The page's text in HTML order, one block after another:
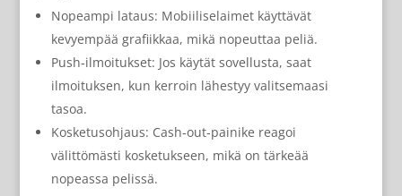
Nopeampi lataus: Mobiiliselaimet käyttävät
kevyempää grafiikkaa, mikä nopeuttaa peliä.
Push‑ilmoitukset: Jos käytät sovellusta, saat
ilmoituksen, kun kerroin lähestyy valitsemaasi
tasoa.
Kosketusohjaus: Cash‑out‑painike reagoi
välittömästi kosketukseen, mikä on tärkeää
nopeassa pelissä.